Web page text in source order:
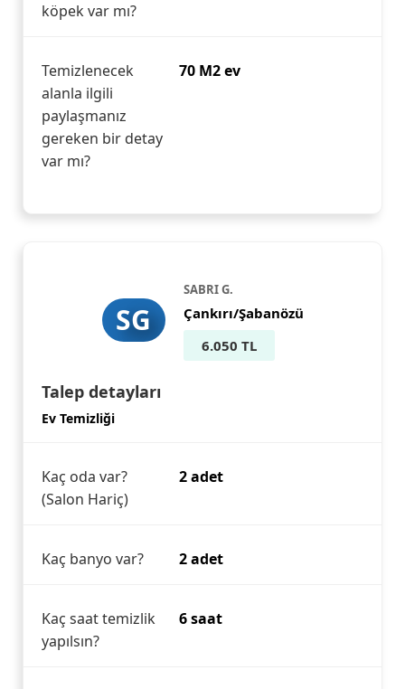
köpek var mı?
Temizlenecek
alanla ilgili
paylaşmanız
gereken bir detay
var mı?
70 M2 ev
SG
SABRI G.
Çankırı/Şabanözü
6.050 TL
Talep detayları
Ev Temizliği
Kaç oda var?
(Salon Hariç)
2 adet
Kaç banyo var? 2 adet
Kaç saat temizlik
yapılsın?
6 saat